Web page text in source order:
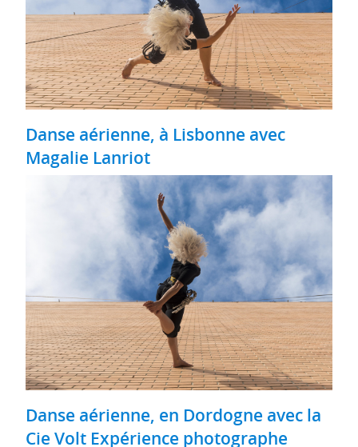
Danse aérienne, à Lisbonne avec
Magalie Lanriot
Danse aérienne, en Dordogne avec la
Cie Volt Expérience photographe